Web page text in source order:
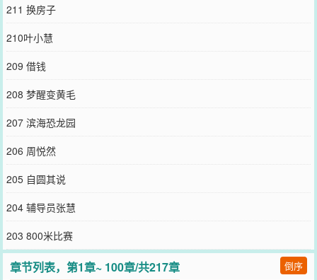
211 换房子
210叶小慧
209 借钱
208 梦醒变黄毛
207 滨海恐龙园
206 周悦然
205 自圆其说
204 辅导员张慧
203 800米比赛
章节列表，第1章~ 100章/共217章 倒序